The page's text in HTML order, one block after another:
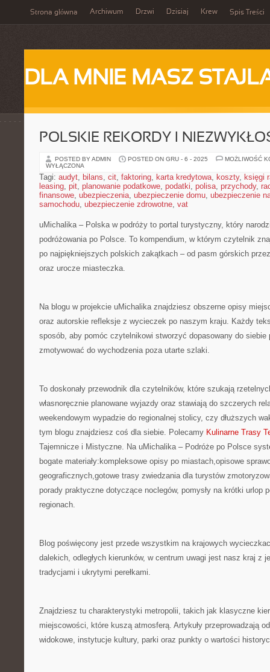
Strona główna Archiwum Drzwi Dzisiaj Krew Spis Treści
DLA MNIE MASZ
POLSKIE REKORDY I
POSTED BY ADMIN POSTED ON GRU - 6 - 2025
MOŻLIWOŚĆ
WYŁĄCZONA
Tagi: audyt, bilans, cit, faktoring, karta kredytowa, koszty, księgi
leasing, pit, planowanie podatkowe, podatki, polisa, przychody,
finansowe, ubezpieczenia, ubezpieczenie domu, ubezpieczenie
samochodu, ubezpieczenie zdrowotne, vat
uMichalika – Polska w podróży to portal turystyczny, który
podróżowania po Polsce. To kompendium, w którym czytelnik
po najpiękniejszych polskich zakątkach – od pasm górskich
oraz urocze miasteczka.
Na blogu w projekcie uMichalika znajdziesz obszerne opisy
oraz autorskie refleksje z wycieczek po naszym kraju. Każdy
sposób, aby pomóc czytelnikowi stworzyć dopasowany do siebie
zmotywować do wychodzenia poza utarte szlaki.
To doskonały przewodnik dla czytelników, które szukają
własnoręcznie planowane wyjazdy oraz stawiają do szczerych
weekendowym wypadzie do regionalnej stolicy, czy dłuższych
tym blogu znajdziesz coś dla siebie. Polecamy Kulinarne Trasy
Tajemnicze i Mistyczne. Na uMichalika – Podróże po Polsce
bogate materiały:kompleksowe opisy po miastach,opisowe
geograficznych,gotowe trasy zwiedzania dla turystów
porady praktyczne dotyczące noclegów, pomysły na krótki urlop
regionach.
Blog poświęcony jest przede wszystkim na krajowych
dalekich, odległych kierunków, w centrum uwagi jest nasz kraj z
tradycjami i ukrytymi perełkami.
Znajdziesz tu charakterystyki metropolii, takich jak klasyczne
miejscowości, które kuszą atmosferą. Artykuły przeprowadzają
widokowe, instytucje kultury, parki oraz punkty o wartości